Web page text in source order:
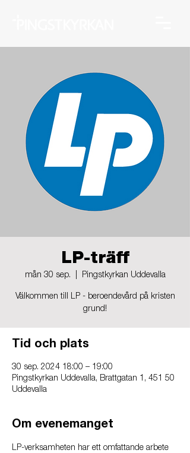
LP-träff
mån 30 sep. Pingstkyrkan Uddevalla
Välkommen till LP - beroendevård på kristen
grund!
Tid och plats
30 sep. 2024 18:00 – 19:00
Pingstkyrkan Uddevalla, Brattgatan 1, 451 50
Uddevalla
Om evenemanget
LP-verksamheten har ett omfattande arbete